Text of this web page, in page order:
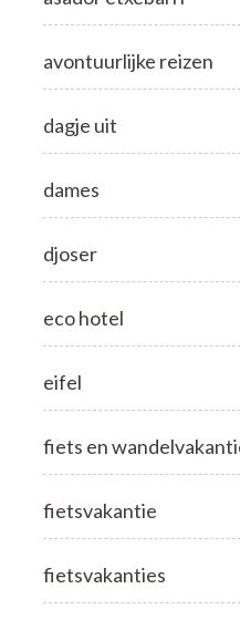
avontuurlijke reizen
dagje uit
dames
djoser
eco hotel
eifel
fiets en
fietsvakantie
fietsvakanties